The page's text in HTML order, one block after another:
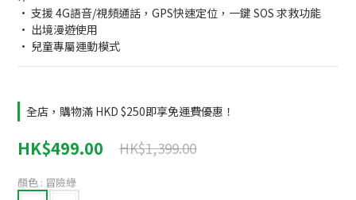
• 支援 4G語音/視頻通話，GPS快速定位，一鍵 SOS 求救功能
• 出境漫遊使用
• 兒童專屬運動模式
全店，購物滿 HKD $250即享免運費優惠！
HK$499.00 HK$1,399.00
顏色 : 冒險綠